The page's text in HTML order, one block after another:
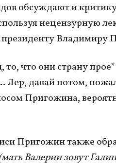
обсуждают и
нецензурную
Владимиру
то, что они страну
Лер, давай потом,
Пригожина,
Пригожин также
Валерии зовут